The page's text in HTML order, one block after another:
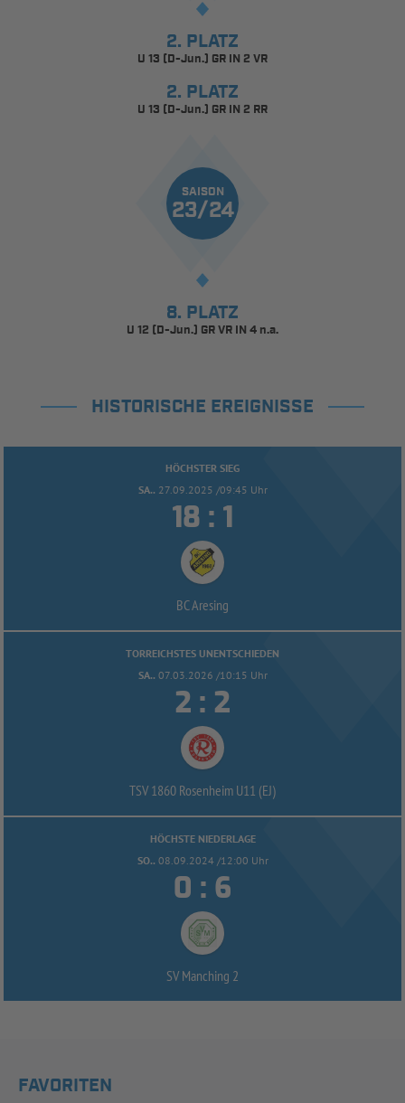
2. PLATZ
U 13 (D-Jun.) GR IN 2 VR
2. PLATZ
U 13 (D-Jun.) GR IN 2 RR
SAISON
23/24
8. PLATZ
U 12 (D-Jun.) GR VR IN 4 n.a.
HISTORISCHE EREIGNISSE
HÖCHSTER SIEG
SA.. 27.09.2025 /09:45 Uhr
 : 
BC Aresing
TORREICHSTES UNENTSCHIEDEN
SA.. 07.03.2026 /10:15 Uhr
 : 
TSV 1860 Rosenheim U11 (EJ)
HÖCHSTE NIEDERLAGE
SO.. 08.09.2024 /12:00 Uhr
 : 
SV Manching 2
FAVORITEN